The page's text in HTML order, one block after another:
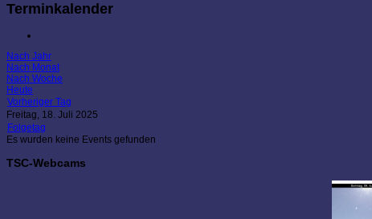
Terminkalender
Nach Jahr
Nach Monat
Nach Woche
Heute
Vorheriger Tag
Freitag, 18. Juli 2025
Folgetag
Es wurden keine Events gefunden
TSC-Webcams